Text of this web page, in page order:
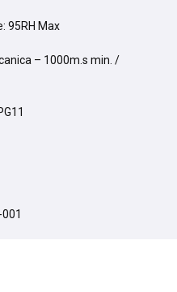
95RH Max
– 1000m.s min. /